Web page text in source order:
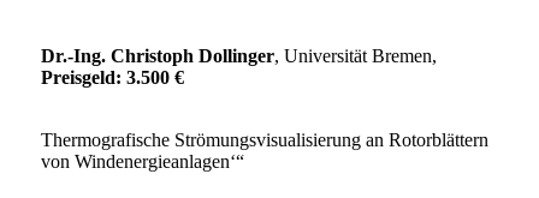
Dr.-Ing. Christoph Dollinger, Universität Bremen,
Preisgeld: 3.500 €
Thermografische Strömungsvisualisierung an Rotorblättern
von Windenergieanlagen‘“